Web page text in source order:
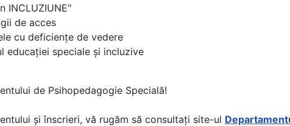
INCLUZIUNE"
de acces
cu deficiențe de vedere
educației speciale și incluzive
de Psihopedagogie Specială!
și înscrieri, vă rugăm să consultați site-ul